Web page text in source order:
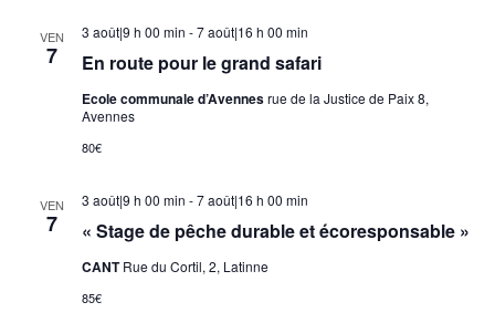
VEN
7 En route pour le grand safari
3 août|9 h 00 min -7 août|16 h 00 min
Ecole communale d’Avennesrue de la Justice de Paix 8,
Avennes
80€
VEN
7 « Stage de pêche durable et écoresponsable »
3 août|9 h 00 min -7 août|16 h 00 min
CANTRue du Cortil, 2, Latinne
85€